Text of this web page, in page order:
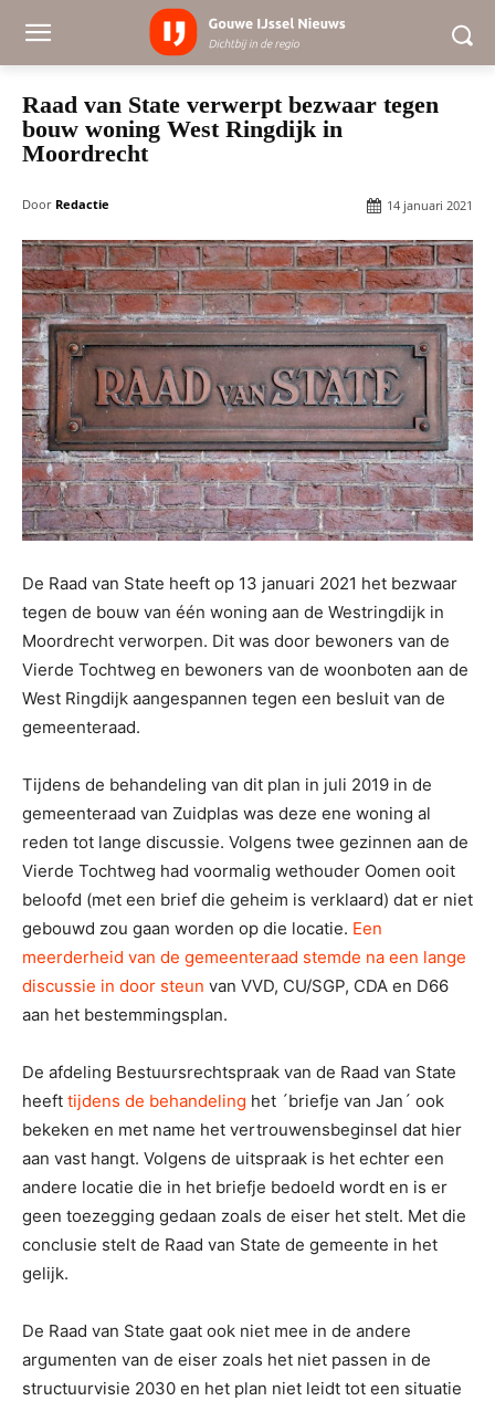
Raad van State verwerpt bezwaar tegen
bouw woning West Ringdijk in
Moordrecht
Door Redactie 14 januari 2021
De Raad van State heeft op 13 januari 2021 het bezwaar
tegen de bouw van één woning aan de Westringdijk in
Moordrecht verworpen. Dit was door bewoners van de
Vierde Tochtweg en bewoners van de woonboten aan de
West Ringdijk aangespannen tegen een besluit van de
gemeenteraad.
Tijdens de behandeling van dit plan in juli 2019 in de
gemeenteraad van Zuidplas was deze ene woning al
reden tot lange discussie. Volgens twee gezinnen aan de
Vierde Tochtweg had voormalig wethouder Oomen ooit
beloofd (met een brief die geheim is verklaard) dat er niet
gebouwd zou gaan worden op die locatie. Een
meerderheid van de gemeenteraad stemde na een lange
discussie in door steun van VVD, CU/SGP, CDA en D66
aan het bestemmingsplan.
De afdeling Bestuursrechtspraak van de Raad van State
heeft tijdens de behandeling het ´briefje van Jan´ ook
bekeken en met name het vertrouwensbeginsel dat hier
aan vast hangt. Volgens de uitspraak is het echter een
andere locatie die in het briefje bedoeld wordt en is er
geen toezegging gedaan zoals de eiser het stelt. Met die
conclusie stelt de Raad van State de gemeente in het
gelijk.
De Raad van State gaat ook niet mee in de andere
argumenten van de eiser zoals het niet passen in de
structuurvisie 2030 en het plan niet leidt tot een situatie